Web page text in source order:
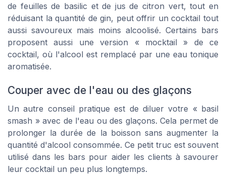
de feuilles de basilic et de jus de citron vert, tout en
réduisant la quantité de gin, peut offrir un cocktail tout
aussi savoureux mais moins alcoolisé. Certains bars
proposent aussi une version « mocktail » de ce
cocktail, où l'alcool est remplacé par une eau tonique
aromatisée.
Couper avec de l'eau ou des glaçons
Un autre conseil pratique est de diluer votre « basil
smash » avec de l'eau ou des glaçons. Cela permet de
prolonger la durée de la boisson sans augmenter la
quantité d'alcool consommée. Ce petit truc est souvent
utilisé dans les bars pour aider les clients à savourer
leur cocktail un peu plus longtemps.